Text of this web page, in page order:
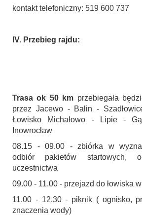
kontakt telefoniczny: 519 600 737
IV. Przebieg rajdu:
Trasa ok 50 km przebiegała
przez Jacewo - Balin -
Łowisko Michałowo - Lipie -
Inowrocław
08.15 - 09.00 - zbiórka w
odbiór pakietów startowych,
uczestnictwa
09.00 - 11.00 - przejazd do łowiska
11.00 - 12.30 - piknik ( ognisko,
znaczenia wody)